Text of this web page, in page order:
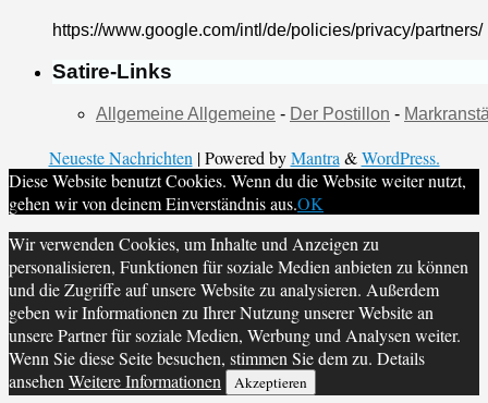
https://www.google.com/intl/de/policies/privacy/partners/
Satire-Links
Allgemeine Allgemeine - Der Postillon -
Neueste Nachrichten | Powered byMantra &WordPress.
Diese Website benutzt Cookies. Wenn du die Website weiter nutzt,
gehen wir von deinem Einverständnis aus.OK
Wir verwenden Cookies, um Inhalte und Anzeigen zu
personalisieren, Funktionen für soziale Medien anbieten zu können
und die Zugriffe auf unsere Website zu analysieren. Außerdem
geben wir Informationen zu Ihrer Nutzung unserer Website an
unsere Partner für soziale Medien, Werbung und Analysen weiter.
Wenn Sie diese Seite besuchen, stimmen Sie dem zu. Details
ansehen Weitere Informationen Akzeptieren